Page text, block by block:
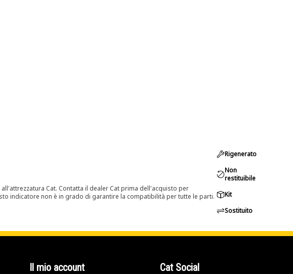
Cat. Contatta il dealer Cat prima dell'acquisto per
indicatore non è in grado di garantire la compatibilità per tutte le parti.
Rigenerato
Non
restituibile
Kit
Sostituito
Il mio account Cat Social